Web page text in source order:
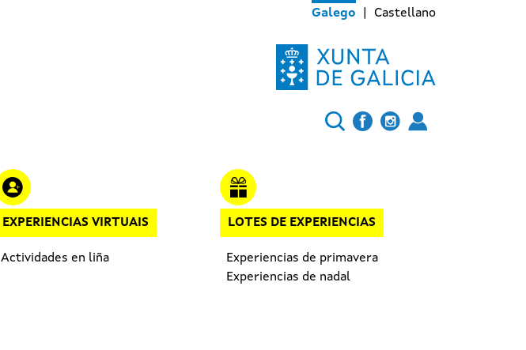
Galego Castellano
EXPERIENCIAS VIRTUAIS
Actividades en liña
LOTES DE EXPERIENCIAS
Experiencias de primavera
Experiencias de nadal